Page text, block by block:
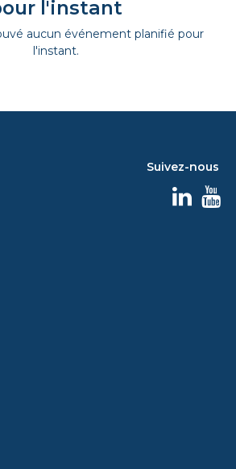
l'instant
aucun événement planifié pour
l'instant.
Suivez-nous